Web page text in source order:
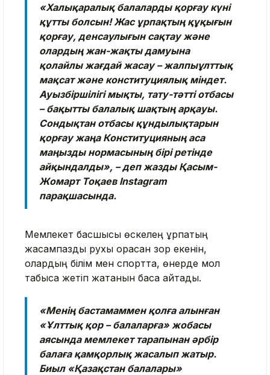
«Халықаралық балаларды қорғау күні
құтты болсын! Жас ұрпақтың құқығын
қорғау, денсаулығын сақтау және
олардың жан-жақты дамуына
қолайлы жағдай жасау – жалпыұлттық
мақсат және конституциялық міндет.
Ауызбіршілігі мықты, тату-тәтті отбасы
– бақытты балалық шақтың арқауы.
Сондықтан отбасы құндылықтарын
қорғау жаңа Конституцияның аса
маңызды нормасының бірі ретінде
айқындалды», – деп жазды Қасым-
Жомарт Тоқаев Instagram
парақшасында.
Мемлекет басшысы өскелең ұрпақтың
жасампаздық рухы орасан зор екенін,
олардың білім мен спортта, өнерде мол
табысқа жетіп жатқанын баса айтады.
«Менің бастамаммен қолға алынған
«Ұлттық қор – балаларға» жобасы
аясында мемлекет тарапынан әрбір
балаға қамқорлық жасалып жатыр.
Биыл «Қазақстан балалары»